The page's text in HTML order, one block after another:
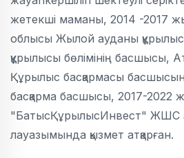
жетекші маманы, 2014 -2017
облысы Жылой ауданы
құрылысы бөлімінің басшысы,
Құрылыс басқармасы
басқарма басшысы, 2017-2022
"БатысҚұрылысИнвест" ЖШС
лауазымында қызмет атқарған.